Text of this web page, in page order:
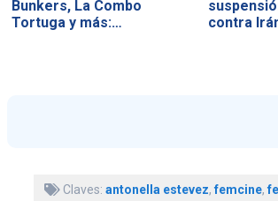
Bunkers, La Combo
Tortuga y más:…
contra
Claves: antonella estevez,femcine,